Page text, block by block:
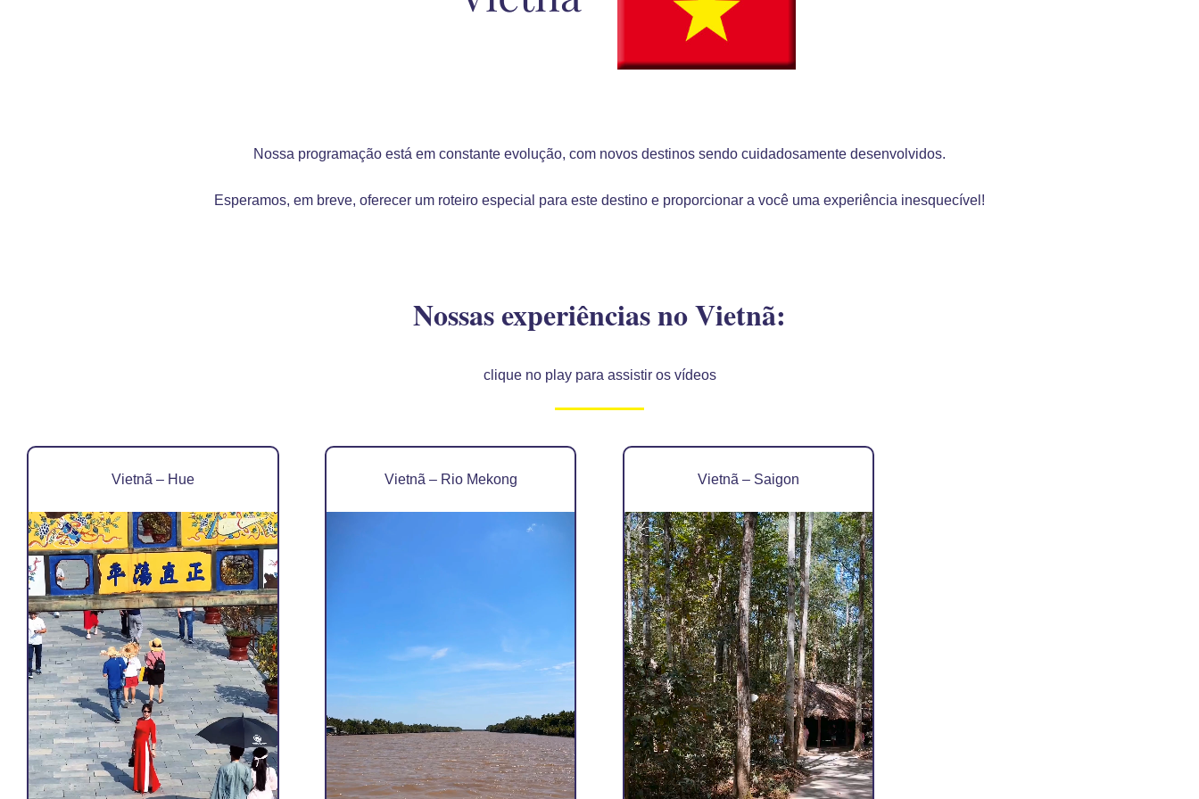
Nossa programação está em constante evolução, com novos destinos sendo cuidadosamente desenvolvidos.
Esperamos, em breve, oferecer um roteiro especial para este destino e proporcionar a você uma experiência inesquecível!
Nossas experiências no Vietnã:
clique no play para assistir os vídeos
Vietnã – Hue Vietnã – Rio Mekong Vietnã – Saigon